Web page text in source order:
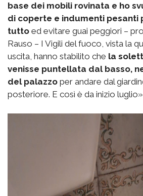
base dei mobili rovinata e ho
di coperte e indumenti pesanti
tutto ed evitare guai peggiori –
Rauso – I Vigili del fuoco, vista la
uscita, hanno stabilito che la
venisse puntellata dal basso,
del palazzo per andare dal
posteriore. E così è da inizio